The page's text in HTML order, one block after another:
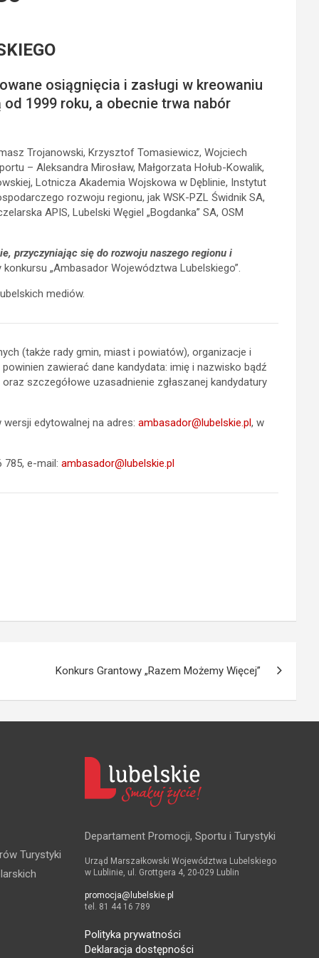
osiągnięcia i zasługi w kreowaniu
1999 roku, a obecnie trwa nabór
Trojanowski, Krzysztof Tomasiewicz, Wojciech
– Aleksandra Mirosław, Małgorzata Hołub-Kowalik,
Lotnicza Akademia Wojskowa w Dęblinie, Instytut
rozwoju regionu, jak WSK-PZL Świdnik SA,
APIS, Lubelski Węgiel „Bogdanka” SA, OSM
przyczyniając się do rozwoju naszego regionu i
„Ambasador Województwa Lubelskiego”.
mediów.
(także rady gmin, miast i powiatów), organizacje i
zawierać dane kandydata: imię i nazwisko bądź
szczegółowe uzasadnienie zgłaszanej kandydatury
edytowalnej na adres: ambasador@lubelskie.pl, w
785, e-mail: ambasador@lubelskie.pl
Konkurs Grantowy „Razem Możemy Więcej”
Turystyki
Departament Promocji, Sportu i Turystyki
Urząd Marszałkowski Województwa Lubelskiego
w Lublinie, ul. Grottgera 4, 20-029 Lublin
promocja@lubelskie.pl
tel. 81 44 16 789
Polityka prywatności
Deklaracja dostępności